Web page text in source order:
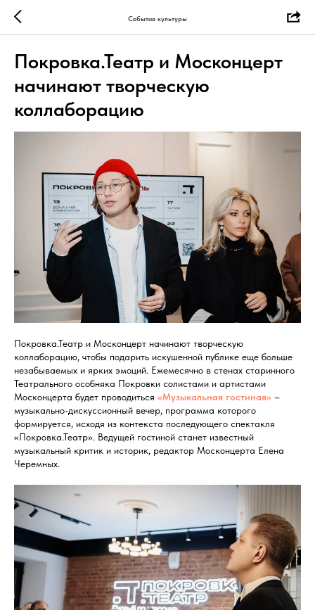
События культуры
Покровка.Театр и Москонцерт
начинают творческую
коллаборацию
Покровка.Театр и Москонцерт начинают творческую
коллаборацию, чтобы подарить искушенной публике еще больше
незабываемых и ярких эмоций. Ежемесячно в стенах старинного
Театрального особняка Покровки солистами и артистами
Москонцерта будет проводиться «Музыкальная гостиная» –
музыкально-дискуссионный вечер, программа которого
формируется, исходя из контекста последующего спектакля
«Покровка.Театр». Ведущей гостиной станет известный
музыкальный критик и историк, редактор Москонцерта Елена
Черемных.